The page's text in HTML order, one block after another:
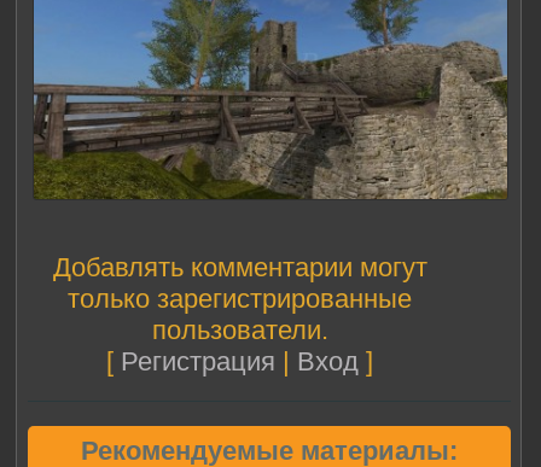
Добавлять комментарии могут
только зарегистрированные
пользователи.
[ Регистрация | Вход ]
Рекомендуемые материалы: